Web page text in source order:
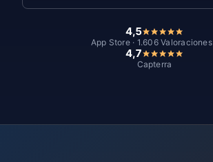
4,5
App Store · 1.606 Valoraciones
4,7
Capterra